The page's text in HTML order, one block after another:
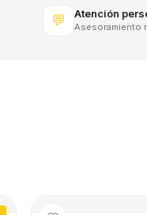
💬 Atención
Asesoramiento